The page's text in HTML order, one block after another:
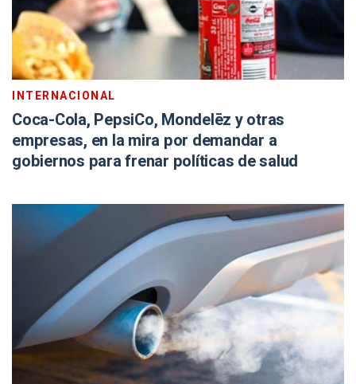
INTERNACIONAL
Coca-Cola, PepsiCo, Mondelēz y otras
empresas, en la mira por demandar a
gobiernos para frenar políticas de salud